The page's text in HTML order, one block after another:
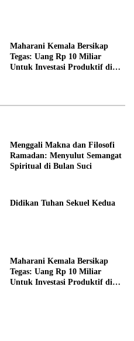
Maharani Kemala Bersikap
Tegas: Uang Rp 10 Miliar
Untuk Investasi Produktif di
Menggali Makna dan Filosofi
Ramadan: Menyulut Semangat
Spiritual di Bulan Suci
Didikan Tuhan Sekuel Kedua
Maharani Kemala Bersikap
Tegas: Uang Rp 10 Miliar
Untuk Investasi Produktif di